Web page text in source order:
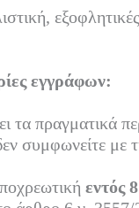
εγγράφων:
τα πραγματικά
συμφωνείτε με
εντός